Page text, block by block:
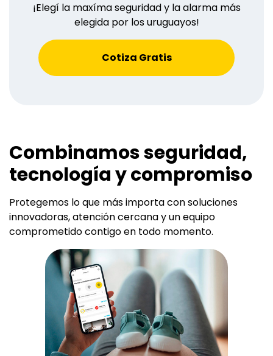
¡Elegí la maxíma seguridad y la alarma más
elegida por los uruguayos!
Cotiza Gratis
Combinamos seguridad,
tecnología y compromiso
Protegemos lo que más importa con soluciones
innovadoras, atención cercana y un equipo
comprometido contigo en todo momento.